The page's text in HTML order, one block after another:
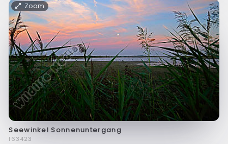
Zoom
Seewinkel Sonnenuntergang
f63423